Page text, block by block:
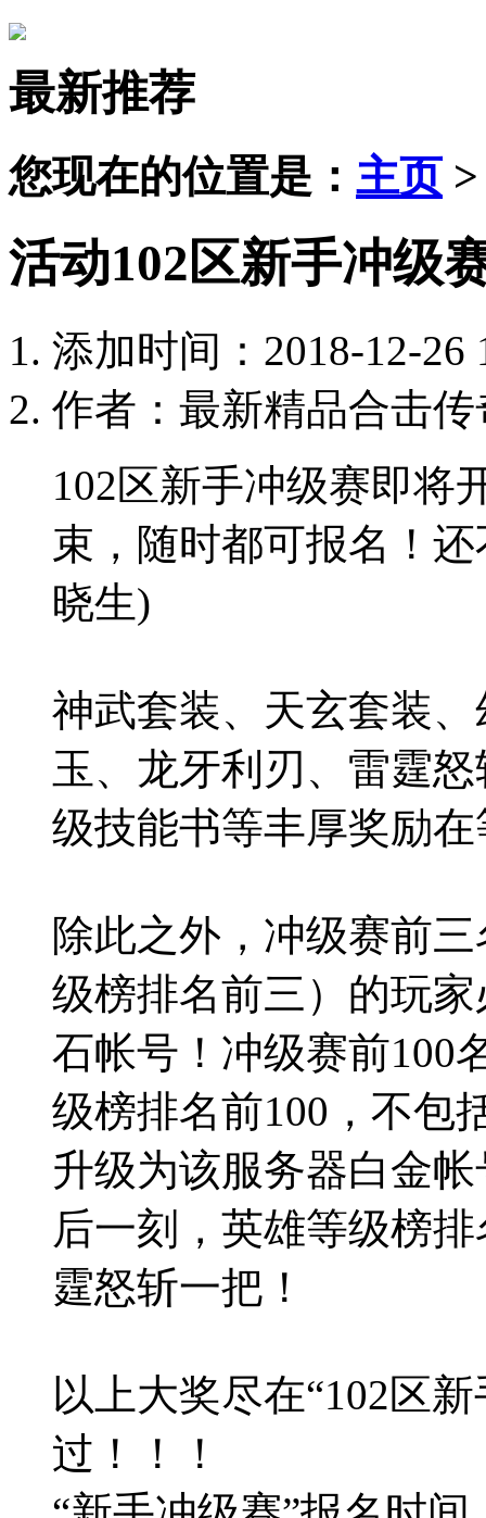
最新推荐
您现在的位置是： 主页
活动102区新手冲级
添加时间：2018-12-26
作者：最新精品合击传
102区新手冲级赛即将
束，随时都可报名！
晓生)
神武套装、天玄套装
玉、龙牙利刃、雷霆
级技能书等丰厚奖励
除此之外，冲级赛前
级榜排名前三）的玩
石帐号！冲级赛前100
级榜排名前100，不包
升级为该服务器白金
后一刻，英雄等级榜
霆怒斩一把！
以上大奖尽在“102区
过！！！